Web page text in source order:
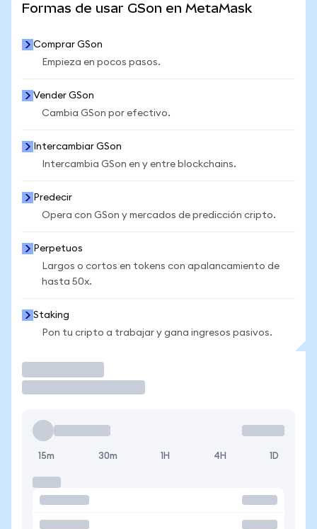
Formas de usar GSon en MetaMask
Comprar GSon
Empieza en pocos pasos.
Vender GSon
Cambia GSon por efectivo.
Intercambiar GSon
Intercambia GSon en y entre blockchains.
Predecir
Opera con GSon y mercados de predicción cripto.
Perpetuos
Largos o cortos en tokens con apalancamiento de
hasta 50x.
Staking
Pon tu cripto a trabajar y gana ingresos pasivos.
15m 30m 1H 4H 1D